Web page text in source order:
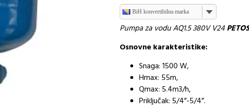
BiH konvertibilna marka
Pumpa za vodu AQ1.5 380V V24
Osnovne karakteristike:
Snaga: 1500 W,
Hmax: 55m,
Qmax: 5.4m3/h,
Priključak: 5/4”-5/4”.